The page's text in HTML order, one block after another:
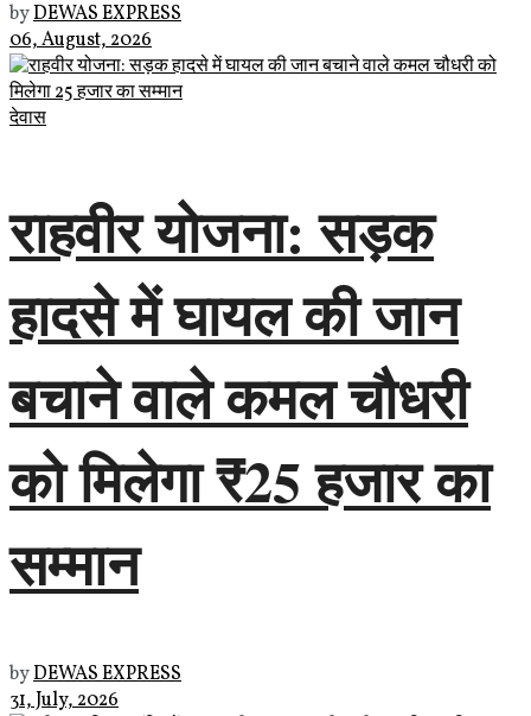
byDEWAS EXPRESS
06, August, 2026
देवास
राहवीर योजना: सड़क
हादसे में घायल की जान
बचाने वाले कमल चौधरी
को मिलेगा ₹25 हजार का
सम्मान
byDEWAS EXPRESS
31, July, 2026